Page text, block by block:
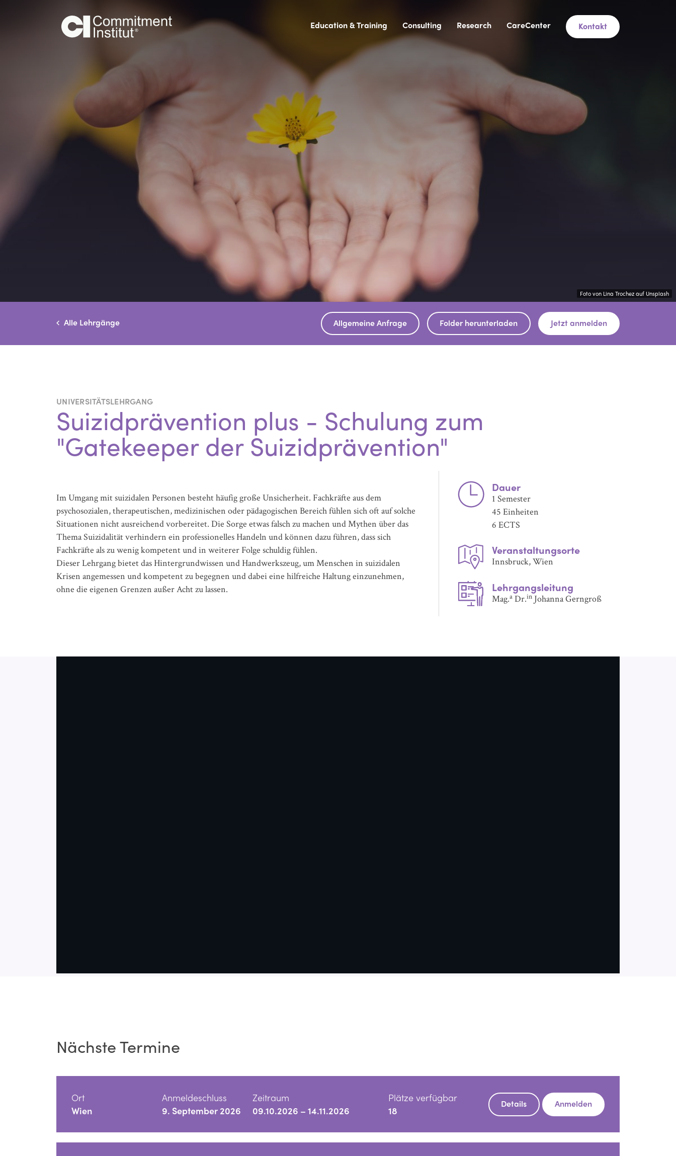
Education & Training Consulting Research CareCenter Kontakt
Foto von Lina Trochez auf Unsplash
Alle Lehrgänge Allgemeine Anfrage Folder herunterladen Jetzt anmelden
UNIVERSITÄTSLEHRGANG
Suizidprävention plus - Schulung zum
"Gatekeeper der Suizidprävention"
Im Umgang mit suizidalen Personen besteht häufig große Unsicherheit. Fachkräfte aus dem
psychosozialen, therapeutischen, medizinischen oder pädagogischen Bereich fühlen sich oft auf solche
Situationen nicht ausreichend vorbereitet. Die Sorge etwas falsch zu machen und Mythen über das
Thema Suizidalität verhindern ein professionelles Handeln und können dazu führen, dass sich
Fachkräfte als zu wenig kompetent und in weiterer Folge schuldig fühlen.
Dieser Lehrgang bietet das Hintergrundwissen und Handwerkszeug, um Menschen in suizidalen
Krisen angemessen und kompetent zu begegnen und dabei eine hilfreiche Haltung einzunehmen,
ohne die eigenen Grenzen außer Acht zu lassen.
Dauer
1 Semester
45 Einheiten
6 ECTS
Veranstaltungsorte
Innsbruck, Wien
Lehrgangsleitung
Mag.aDr.inJohanna Gerngroß
Nächste Termine
Ort
Wien
Anmeldeschluss
9. September 2026
Zeitraum
09.10.2026 – 14.11.2026
Plätze verfügbar
18
Details Anmelden